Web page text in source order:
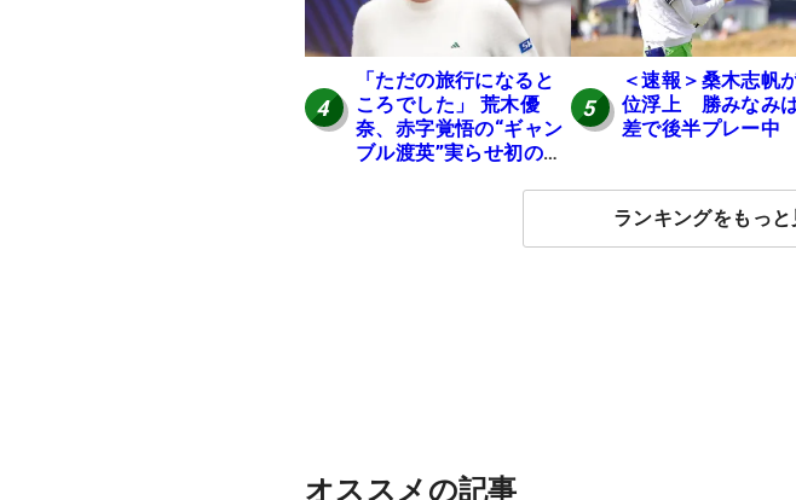
4
「ただの旅行になると
ころでした」 荒木優
奈、赤字覚悟の“ギャン
ブル渡英”実らせ初の全
5
＜速報＞桑木志帆
位浮上 勝みなみ
差で後半プレー中
ランキングをもっと
オススメの記事